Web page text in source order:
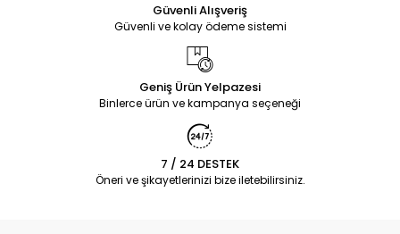
Güvenli Alışveriş
Güvenli ve kolay ödeme sistemi
Geniş Ürün Yelpazesi
Binlerce ürün ve kampanya seçeneği
7 / 24 DESTEK
Öneri ve şikayetlerinizi bize iletebilirsiniz.